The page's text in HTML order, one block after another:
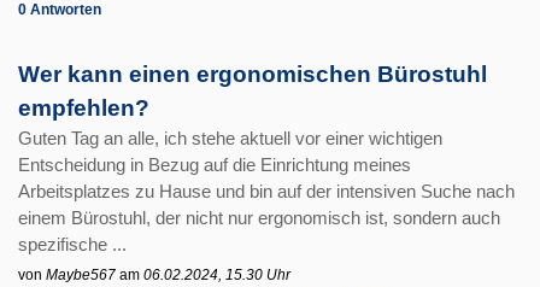
0 Antworten
Wer kann einen ergonomischen Bürostuhl
empfehlen?
Guten Tag an alle, ich stehe aktuell vor einer wichtigen
Entscheidung in Bezug auf die Einrichtung meines
Arbeitsplatzes zu Hause und bin auf der intensiven Suche nach
einem Bürostuhl, der nicht nur ergonomisch ist, sondern auch
spezifische ...
von Maybe567 am 06.02.2024, 15.30 Uhr